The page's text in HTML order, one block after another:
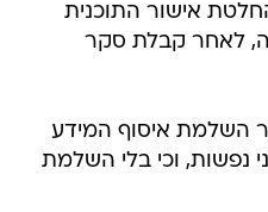
אישור התוכנית
לאחר קבלת סקר
השלמת איסוף המידע
נפשות, וכי בלי השלמת